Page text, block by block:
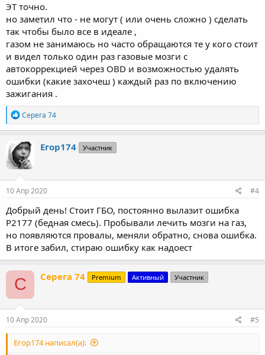
ЭТ точно.
но заметил что - не могут ( или очень сложно ) сделать
так чтобы было все в идеале ,
газом не занимаюсь но часто обращаются те у кого стоит
и видел только один раз газовые мозги с
автокоррекцией через OBD и возможностью удалять
ошибки (какие захочеш ) каждый раз по включению
зажигания .
Р
е
а
к
ц
и
и
:
Серега 74
Егор174 Участник
10 Апр 2020 #4
Добрый день! Стоит ГБО, постоянно вылазит ошибка
Р2177 (бедная смесь). Пробывали лечить мозги на газ,
но появляются провалы, меняли обратно, снова ошибка.
В итоге забил, стираю ошибку как надоест
С Серега 74 Premium Активный Участник
10 Апр 2020 #5
Егор174 написал(а):